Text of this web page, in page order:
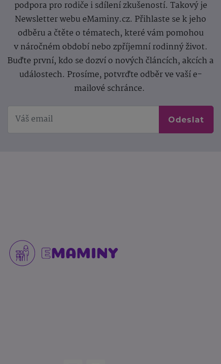
podpora pro rodiče i sdílení zkušeností. Takový je
Newsletter webu eMaminy.cz. Přihlaste se k jeho
odběru a čtěte o tématech, které vám pomohou
v náročném období nebo zpříjemní rodinný život.
Buďte první, kdo se dozví o nových článcích, akcích a
událostech. Prosíme, potvrďte odběr ve vaší e-
mailové schránce.
Odeslat